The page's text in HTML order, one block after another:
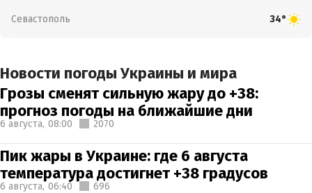
Севастополь 34°
Новости погоды Украины и мира
Грозы сменят сильную жару до +38:
прогноз погоды на ближайшие дни
6 августа, 08:00 2070
Пик жары в Украине: где 6 августа
температура достигнет +38 градусов
6 августа, 06:40 696